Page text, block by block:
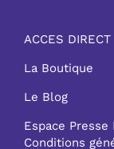
ACCES DIRECT
La Boutique
Le Blog
Espace Presse
Conditions